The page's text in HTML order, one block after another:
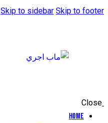
Skip to sidebar Skip to footer
Close
Home